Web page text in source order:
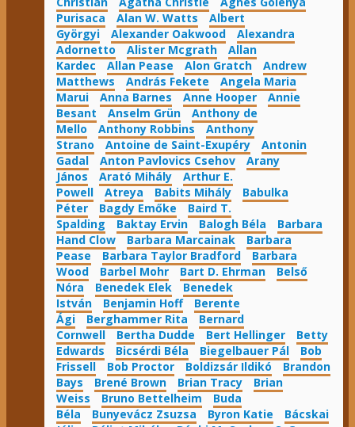
Purisaca
Alan W. Watts
Albert
Györgyi
Alexander Oakwood
Alexandra
Adornetto
Alister Mcgrath
Allan
Kardec
Allan Pease Alon Gratch
Andrew
Matthews
András Fekete
Angela Maria
Marui
Anna Barnes Anne Hooper
Annie
Besant
Anselm Grün
Anthony de
Mello
Anthony Robbins
Anthony
Strano
Antoine de Saint-Exupéry
Antonin
Gadal
Anton Pavlovics Csehov
Arany
János
Arató Mihály
Arthur E.
Powell
Atreya Babits Mihály
Babulka
Péter
Bagdy Emőke
Baird T.
Spalding
Baktay Ervin Balogh Béla
Barbara
Hand Clow
Barbara Marcainak
Barbara
Pease
Barbara Taylor Bradford
Barbara
Wood
Barbel Mohr Bart D. Ehrman
Belső
Nóra
Benedek Elek
Benedek
István
Benjamin Hoff
Berente
Ági
Berghammer Rita
Bernard
Cornwell
Bertha Dudde Bert Hellinger
Betty
Edwards
Bicsérdi Béla Biegelbauer Pál
Bob
Frissell
Bob Proctor Boldizsár Ildikó
Brandon
Bays
Brené Brown Brian Tracy
Brian
Weiss
Bruno Bettelheim
Buda
Béla
Bunyevácz Zsuzsa Byron Katie
Bácskai